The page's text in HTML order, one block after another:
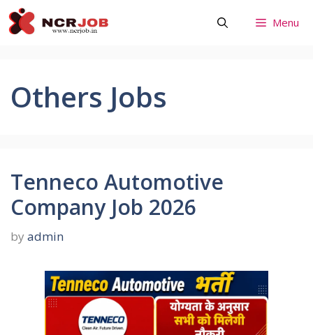
Skip
to
Menu
Others Jobs
Tenneco Automotive
Company Job 2026
by admin